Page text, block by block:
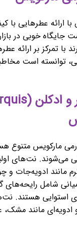
ارائه عطرهایی با
جایگاه خوبی در
با تمرکز بر ارائه
توانسته است
مارکویس متنوع
می‌شوند. نت‌های
مانند ادویه‌جات
شامل رایحه‌های
استوایی هستند.
ادویه‌ای مانند